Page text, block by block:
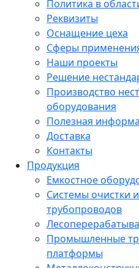
Политика в
Реквизиты
Оснащение цеха
Сферы
Наши проекты
Решение
Производство
оборудования
Полезная
Доставка
Контакты
Продукция
Емкостное
Системы очистки
трубопроводов
Промышленные
платформы